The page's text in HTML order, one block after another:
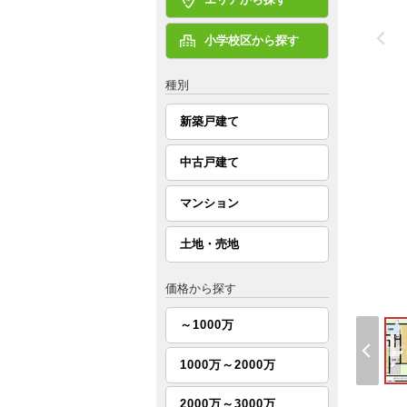
小学校区から探す
種別
新築戸建て
中古戸建て
マンション
土地・売地
価格から探す
～1000万
1000万～2000万
2000万～3000万